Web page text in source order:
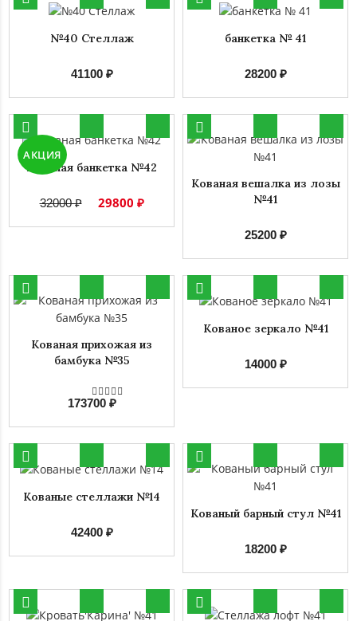
№40 Стеллаж
41100 ₽
банкетка № 41
28200 ₽
АКЦИЯ
Кованая банкетка №42
32000 ₽ 29800 ₽
Кованая вешалка из лозы
№41
25200 ₽
Кованая прихожая из
бамбука №35
173700 ₽
Кованое зеркало №41
14000 ₽
Кованые стеллажи №14
42400 ₽
Кованый барный стул №41
18200 ₽